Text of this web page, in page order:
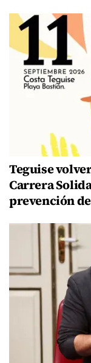
Teguise
Carrera
prevención